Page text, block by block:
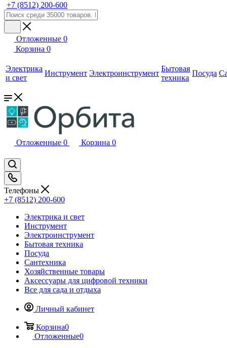
+7 (8512) 200-600
Отложенные 0
Корзина 0
Электрика
и свет
Инструмент Электроинструмент
Бытовая
техника
Посуда
Отложенные 0 Корзина 0
Телефоны
+7 (8512) 200-600
Электрика и свет
Инструмент
Электроинструмент
Бытовая техника
Посуда
Сантехника
Хозяйственные товары
Аксессуары для цифровой техники
Все для сада и отдыха
Личный кабинет
Корзина0
Отложенные0